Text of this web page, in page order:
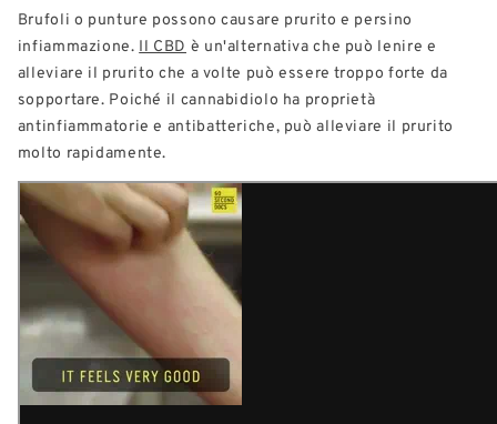
Brufoli o punture possono causare prurito e persino
infiammazione. Il CBD è un'alternativa che può lenire e
alleviare il prurito che a volte può essere troppo forte da
sopportare. Poiché il cannabidiolo ha proprietà
antinfiammatorie e antibatteriche, può alleviare il prurito
molto rapidamente.